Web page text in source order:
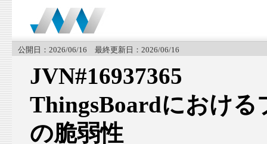
公開日：2026/06/16 最終更新日：2026/06/16
JVN#16937365
ThingsBoardにおける
の脆弱性